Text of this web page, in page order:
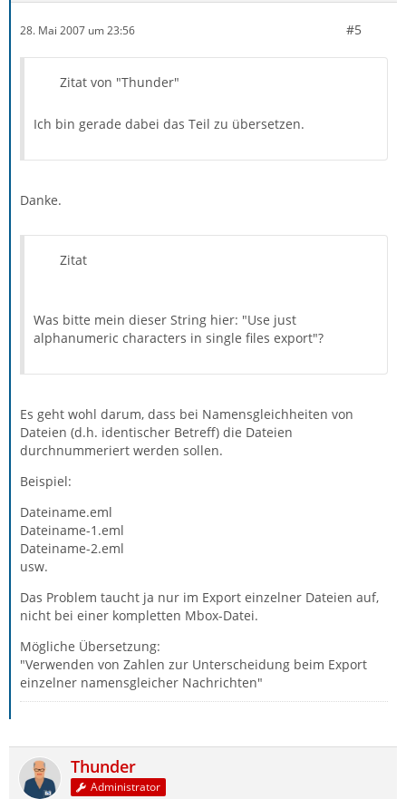
28. Mai 2007 um 23:56 #5
Zitat von "Thunder"
Ich bin gerade dabei das Teil zu übersetzen.
Danke.
Zitat
Was bitte mein dieser String hier: "Use just
alphanumeric characters in single files export"?
Es geht wohl darum, dass bei Namensgleichheiten von
Dateien (d.h. identischer Betreff) die Dateien
durchnummeriert werden sollen.
Beispiel:
Dateiname.eml
Dateiname-1.eml
Dateiname-2.eml
usw.
Das Problem taucht ja nur im Export einzelner Dateien auf,
nicht bei einer kompletten Mbox-Datei.
Mögliche Übersetzung:
"Verwenden von Zahlen zur Unterscheidung beim Export
einzelner namensgleicher Nachrichten"
Thunder
Administrator